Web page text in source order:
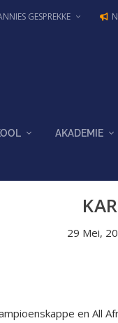
GESPREKKE
AKADEMIE
29 Mei,
en All